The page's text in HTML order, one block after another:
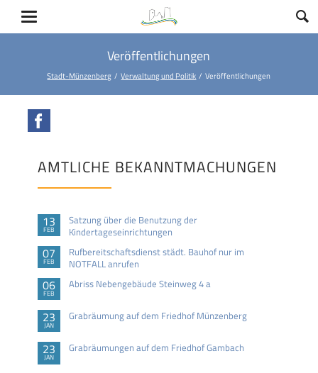
Veröffentlichungen
Stadt-Münzenberg Verwaltung und Politik Veröffentlichungen
AMTLICHE BEKANNTMACHUNGEN
13
FEB
Satzung über die Benutzung der
Kindertageseinrichtungen
07
FEB
Rufbereitschaftsdienst städt. Bauhof nur im
NOTFALL anrufen
06
FEB
Abriss Nebengebäude Steinweg 4 a
23
JAN
Grabräumung auf dem Friedhof Münzenberg
23
JAN
Grabräumungen auf dem Friedhof Gambach